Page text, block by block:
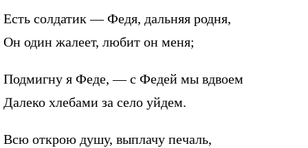
Есть солдатик — Федя, дальняя родня,
Он один жалеет, любит он меня;
Подмигну я Феде, — с Федей мы вдвоем
Далеко хлебами за село уйдем.
Всю открою душу, выплачу печаль,